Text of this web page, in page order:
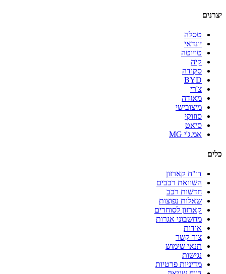
יצרנים
טסלה
יונדאי
טויוטה
קיה
סקודה
BYD
צ'רי
מאזדה
מיצובישי
סוזוקי
סיאט
אמ.ג'י MG
כלים
דו"ח קארזון
השוואת רכבים
חדשות רכב
שאלות נפוצות
קארזון לסוחרים
מחשבוני אגרות
אודות
צור קשר
תנאי שימוש
נגישות
מדיניות פרטיות